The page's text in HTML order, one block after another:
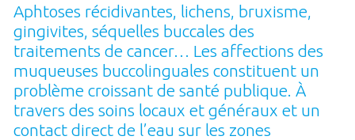
Aphtoses récidivantes, lichens, bruxisme,
gingivites, séquelles buccales des
traitements de cancer… Les affections des
muqueuses buccolinguales constituent un
problème croissant de santé publique. À
travers des soins locaux et généraux et un
contact direct de l’eau sur les zones